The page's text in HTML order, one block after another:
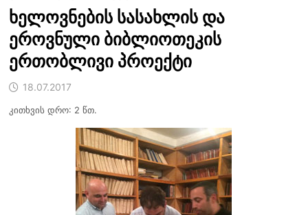
ხელოვნების სასახლის და
ეროვნული ბიბლიოთეკის
ერთობლივი პროექტი
18.07.2017
კითხვის დრო: 2 წთ.